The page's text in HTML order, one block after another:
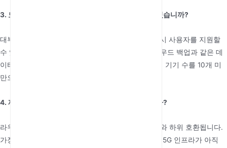
3. 모바일 WiFi에 동시에 몇 개의 기기를 연결할 수 있습니까?
대부분의 고급 5G 모바일 라우터는 최대 32명의 동시 사용자를 지원할
수 있습니다. 그러나 4K 스트리밍 또는 대규모 클라우드 백업과 같은 데
이터 집약적인 작업 시 최고의 성능을 위해서는 활성 기기 수를 10개 미
만으로 유지하는 것이 좋습니다.
4. 제 지역에서 5G를 사용할 수 없으면 어떻게 됩니까?
라우터는 4G LTE-Advanced (Cat 16/20) 네트워크와 하위 호환됩니다.
가장 빠른 사용 가능한 4G 대역으로 자동 전환되어, 5G 인프라가 아직